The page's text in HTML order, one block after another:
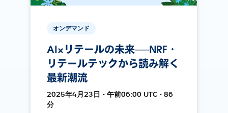
オンデマンド
AI×リテールの未来──NRF・
リテールテックから読み解く
最新潮流
2025年4月23日 • 午前06:00 UTC • 86
分